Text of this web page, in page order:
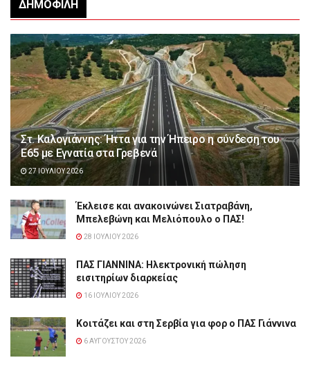
ΔΗΜΟΦΙΛΉ
Στ. Καλογιάννης: Ήττα για την Ήπειρο η σύνδεση του
Ε65 με Εγνατία στα Γρεβενά
27 ΙΟΥΛΊΟΥ 2026
Έκλεισε και ανακοινώνει Σιατραβάνη,
Μπελεβώνη και Μελιόπουλο ο ΠΑΣ!
28 ΙΟΥΛΊΟΥ 2026
ΠΑΣ ΓΙΑΝΝΙΝΑ: Hλεκτρονική πώληση
εισιτηρίων διαρκείας
16 ΙΟΥΛΊΟΥ 2026
Κοιτάζει και στη Σερβία για φορ ο ΠΑΣ Γιάννινα
6 ΑΥΓΟΎΣΤΟΥ 2026